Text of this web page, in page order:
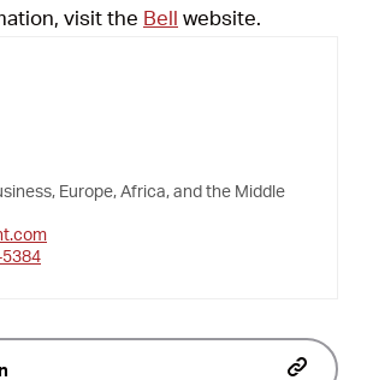
visit the Bell website.
Europe, Africa, and the Middle